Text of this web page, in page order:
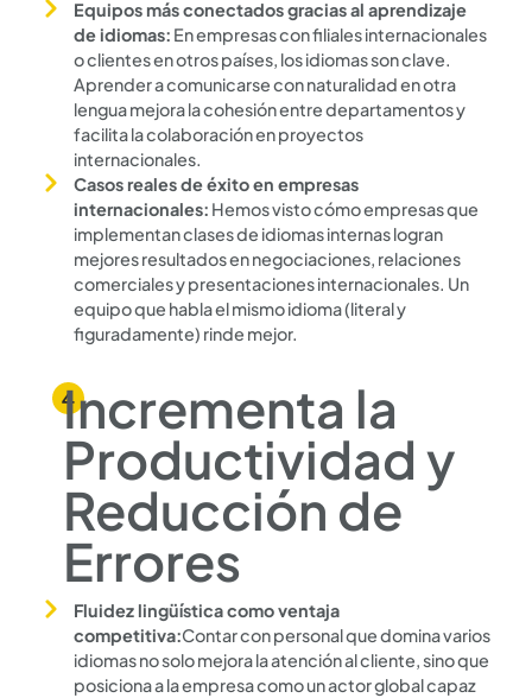
Equipos más conectados gracias al aprendizaje
de idiomas: En empresas con filiales internacionales
o clientes en otros países, los idiomas son clave.
Aprender a comunicarse con naturalidad en otra
lengua mejora la cohesión entre departamentos y
facilita la colaboración en proyectos
internacionales.
Casos reales de éxito en empresas
internacionales: Hemos visto cómo empresas que
implementan clases de idiomas internas logran
mejores resultados en negociaciones, relaciones
comerciales y presentaciones internacionales. Un
equipo que habla el mismo idioma (literal y
figuradamente) rinde mejor.
Fluidez lingüística como ventaja
competitiva:Contar con personal que domina varios
idiomas no solo mejora la atención al cliente, sino que
posiciona a la empresa como un actor global capaz
Incrementa la
Productividad y
Reducción de
Errores